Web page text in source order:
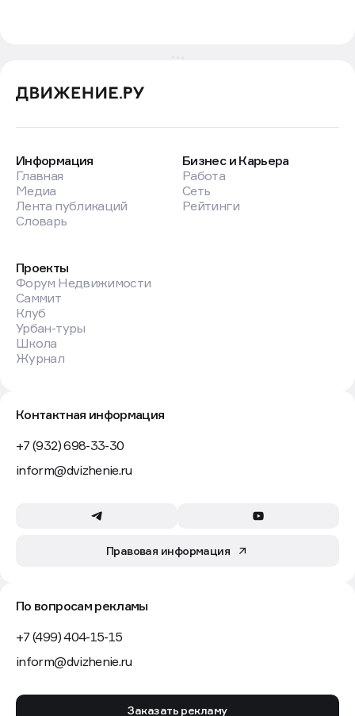
Информация
Главная
Медиа
Лента публикаций
Словарь
Бизнес и Карьера
Работа
Сеть
Рейтинги
Проекты
Форум Недвижимости
Саммит
Клуб
Урбан-туры
Школа
Журнал
Контактная информация
+7 (932) 698-33-30
inform@dvizhenie.ru
Правовая информация
По вопросам рекламы
+7 (499) 404-15-15
inform@dvizhenie.ru
Заказать рекламу